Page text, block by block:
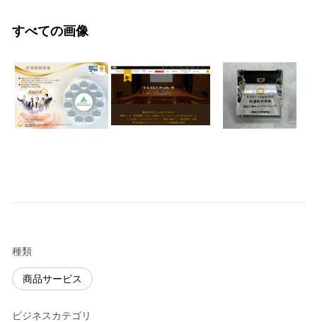
すべての画像
種類
商品サービス
ビジネスカテゴリ